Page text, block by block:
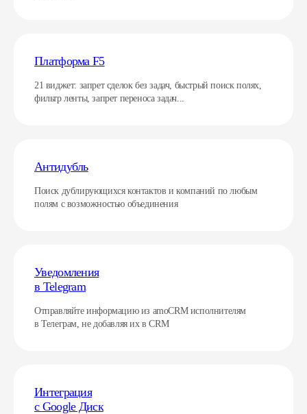
Платформа F5
21 виджет: запрет сделок без задач, быстрый поиск полях,
фильтр ленты, запрет переноса задач...
Антидубль
Поиск дублирующихся контактов и компаний по любым
полям с возможностью объединения
Уведомления
в Telegram
Отправляйте информацию из amoCRM исполнителям
в Телеграм, не добавляя их в CRM
Интеграция
с Google Диск